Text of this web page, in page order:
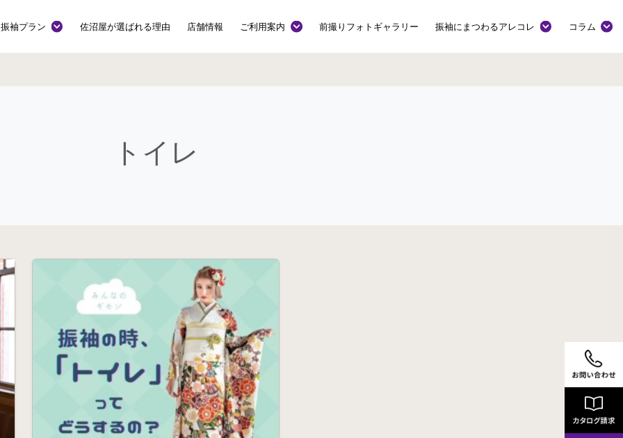
振袖プラン 佐沼屋が選ばれる理由 店舗情報 ご利用案内 前撮りフォトギャラリー 振袖にまつわるアレコレ コラム
トイレ